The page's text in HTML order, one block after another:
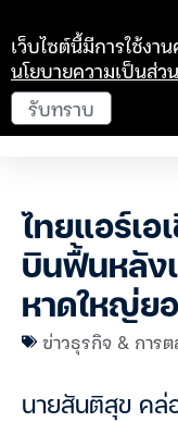
ไทยแอร์เ
บินฟื้นหลัง
หาดใหญ่ย
ข่าวธุรกิจ & การต
นายสันติสุข คล่อ
เว็บไซต์นี้มีการใช้งา
นโยบายความเป็นส่ว
รับทราบ